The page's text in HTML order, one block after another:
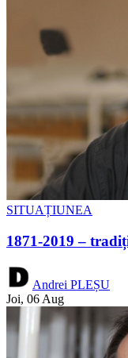
SITUAȚIUNEA
1871-2019 –
Andrei PLEȘU
Joi, 06 Aug